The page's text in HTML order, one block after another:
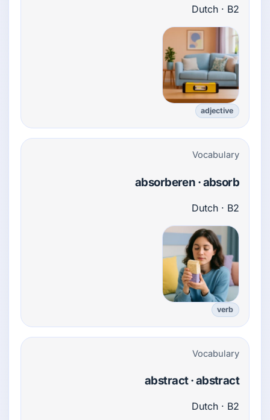
Dutch · B2
adjective
Vocabulary
absorberen · absorb
Dutch · B2
verb
Vocabulary
abstract · abstract
Dutch · B2